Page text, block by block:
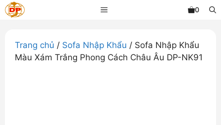
Chuyển
đến
dung
MENU 0
Trang chủ / Sofa Nhập Khẩu / Sofa Nhập Khẩu
Màu Xám Trắng Phong Cách Châu Âu DP-NK91